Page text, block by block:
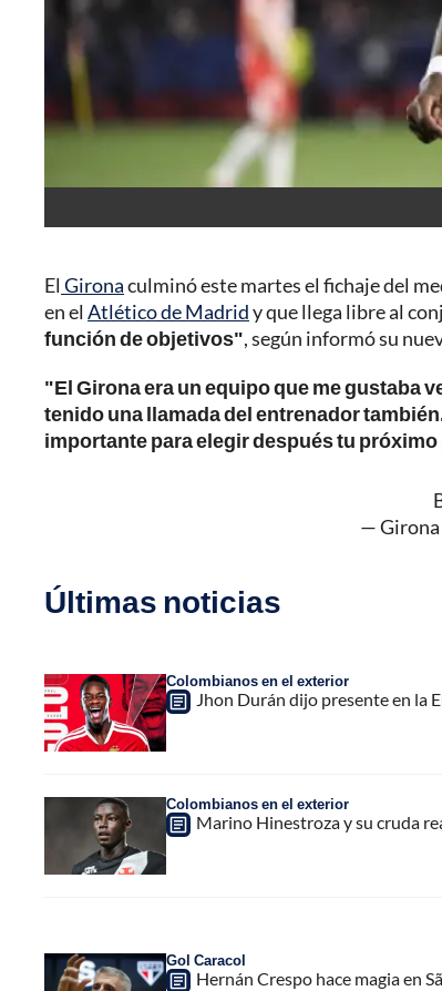
El Gironaculminó este martes el fichaje del
en el Atlético de Madridy que llega libre al
función de objetivos", según informó su
"El Girona era un equipo que me gustaba
tenido una llamada del entrenador
importante para elegir después tu
— Girona
Últimas noticias
Colombianos en el exterior
Jhon Durán dijo presente en la
Colombianos en el exterior
Marino Hinestroza y su cruda
Gol Caracol
Hernán Crespo hace magia en